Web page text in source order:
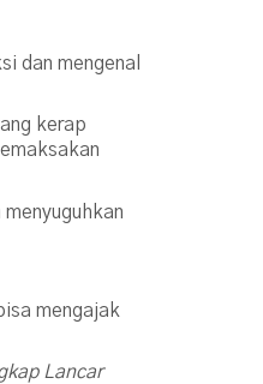
dan mengenal
kerap
mengajak
Lancar